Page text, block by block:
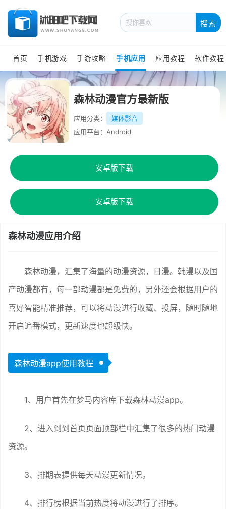
搜索
首页 手机游戏 手游攻略 手机应用 应用教程 软件教程
森林动漫官方最新版
应用分类：
媒体影音
应用平台：Android
安卓版下载
安卓版下载
森林动漫应用介绍
森林动漫，汇集了海量的动漫资源，日漫。韩漫以及国
产动漫都有，每一部动漫都是免费的，另外还会根据用户的
喜好智能精准推荐，可以将动漫进行收藏、投屏，随时随地
开启追番模式，更新速度也超级快。
森林动漫app使用教程
1、用户首先在梦马内容库下载森林动漫app。
2、进入到到首页页面顶部栏中汇集了很多的热门动漫
资源。
3、排期表提供每天动漫更新情况。
4、排行榜根据当前热度将动漫进行了排序。